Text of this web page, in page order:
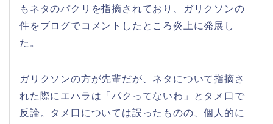
もネタのパクリを指摘されており、ガリクソンの
件をブログでコメントしたところ炎上に発展し
た。
ガリクソンの方が先輩だが、ネタについて指摘さ
れた際にエハラは「パクってないわ」とタメ口で
反論。タメ口については誤ったものの、個人的に